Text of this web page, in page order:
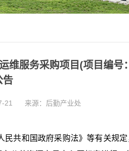
维服务采购项目(项目编号
告
21 来源：后勤产业处
共和国政府采购法》等有关规